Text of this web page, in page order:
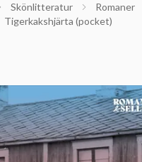
Skönlitteratur
Romaner
Tigerkakshjärta (pocket)